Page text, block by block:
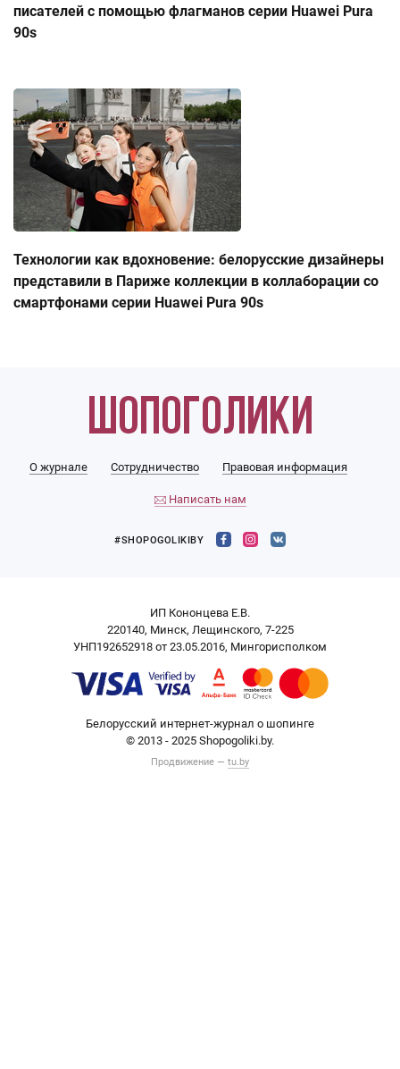
писателей с помощью флагманов серии Huawei Pura
90s
Технологии как вдохновение: белорусские дизайнеры
представили в Париже коллекции в коллаборации со
смартфонами серии Huawei Pura 90s
О журнале Сотрудничество Правовая информация
Написать нам
#SHOPOGOLIKIBY
ИП Кононцева Е.В.
220140, Минск, Лещинского, 7-225
УНП192652918 от 23.05.2016, Мингорисполком
Белорусский интернет-журнал о шопинге
© 2013 - 2025 Shopogoliki.by.
Продвижение — tu.by